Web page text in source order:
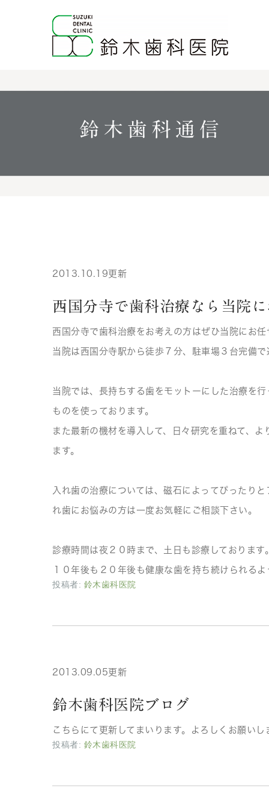
鈴木歯科通信
2013.10.19更新
西国分寺で歯科治療なら当院
西国分寺で歯科治療をお考えの方はぜひ当院にお任
当院は西国分寺駅から徒歩７分、駐車場３台完備
当院では、長持ちする歯をモットーにした治療を
ものを使っております。
また最新の機材を導入して、日々研究を重ねて、
ます。
入れ歯の治療については、磁石によってぴったり
れ歯にお悩みの方は一度お気軽にご相談下さい。
診療時間は夜２０時まで、土日も診療しております
１０年後も２０年後も健康な歯を持ち続けられる
投稿者: 鈴木歯科医院
2013.09.05更新
鈴木歯科医院ブログ
こちらにて更新してまいります。よろしくお願いし
投稿者: 鈴木歯科医院